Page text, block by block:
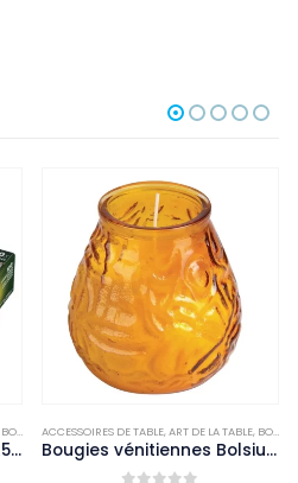
BOUGIES ET PHOTOPHORES ,NON-PALETTISABLE
Bougies effilées Bolsius 254mm blanches (Lot de 100)
ACCESSOIRES DE TABLE,ART DE LA TABLE, BOUGIES ET PHOTOPHORES
Bougies vénitiennes Bolsius Low Boy ambre (Lot de 12)